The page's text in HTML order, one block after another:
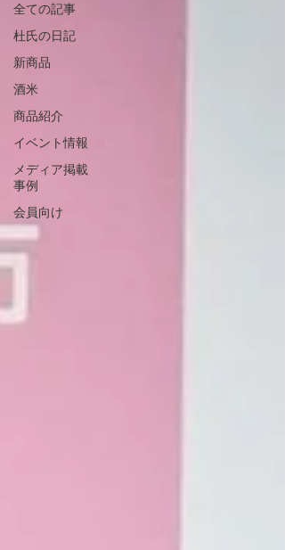
全ての記事
杜氏の日記
新商品
酒米
商品紹介
イベント情報
メディア掲載
事例
会員向け